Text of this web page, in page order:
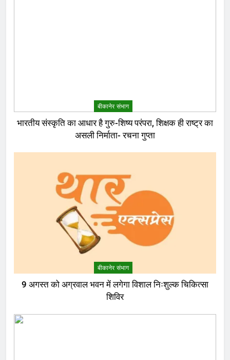
बीकानेर संभाग
भारतीय संस्कृति का आधार है गुरु-शिष्य परंपरा, शिक्षक ही राष्ट्र का
असली निर्माता- रचना गुप्ता
बीकानेर संभाग
9 अगस्त को अग्रवाल भवन में लगेगा विशाल निःशुल्क चिकित्सा
शिविर